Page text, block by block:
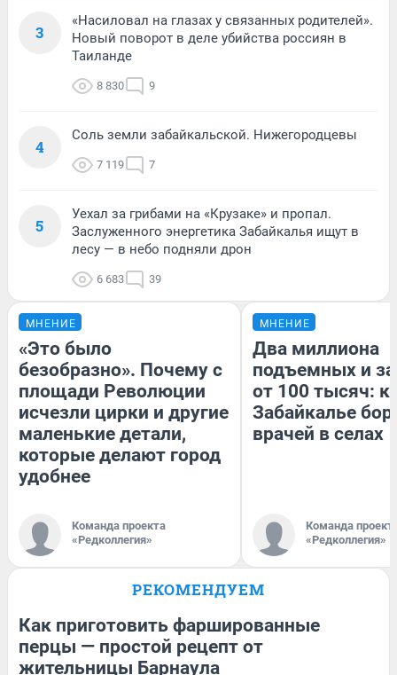
3
«Насиловал на глазах у связанных родителей».
Новый поворот в деле убийства россиян в
Таиланде
8 830 9
4
Соль земли забайкальской. Нижегородцевы
7 119 7
5
Уехал за грибами на «Крузаке» и пропал.
Заслуженного энергетика Забайкалья ищут в
лесу — в небо подняли дрон
6 683 39
МНЕНИЕ
«Это было
безобразно». Почему с
площади Революции
исчезли цирки и другие
маленькие детали,
которые делают город
удобнее
Команда проекта
«Редколлегия»
МНЕНИЕ
Два миллиона
подъемных и
от 100 тысяч:
Забайкалье
врачей в селах
Команда
«Редколлегия»
РЕКОМЕНДУЕМ
Как приготовить фаршированные
перцы — простой рецепт от
жительницы Барнаула